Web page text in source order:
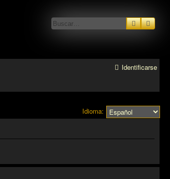
Buscar
Identificarse
Idioma: